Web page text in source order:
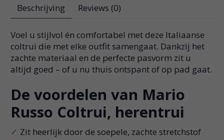
Beschrijving Reviews (0)
Voel u stijlvol én comfortabel met deze Italiaanse
coltrui die met elke outfit samengaat. Dankzij het
zachte materiaal en de perfecte pasvorm zit u
altijd goed – of u nu thuis ontspant of op pad gaat.
De voordelen van Mario
Russo Coltrui, herentrui
Zit heerlijk door de soepele, zachte stretchstof